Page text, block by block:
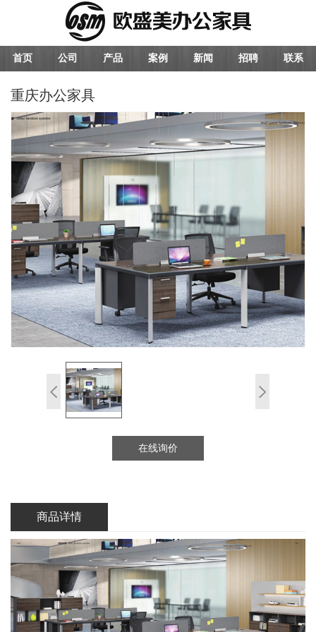
首页 公司 产品 案例 新闻 招聘 联系
重庆办公家具
在线询价
商品详情